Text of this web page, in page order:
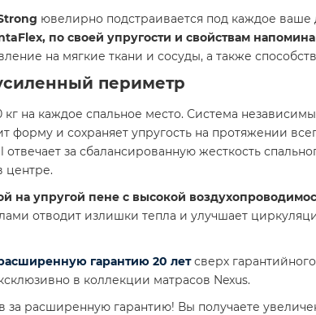
ювелирно подстраивается под каждое ваше
по своей упругости и свойствам
на мягкие ткани и сосуды, а также
периметр
кг на каждое спальное место. Система
форму и сохраняет упругость на протяжении
за сбалансированную жесткость
центре.
на упругой пене с высокой
отводит излишки тепла и улучшает
гарантию 20 летсверх
в коллекции матрасов Nexus.
за расширенную гарантию! Вы получаете